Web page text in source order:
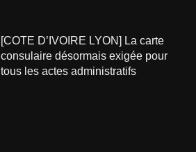
[COTE D’IVOIRE LYON] La carte
consulaire désormais exigée pour
tous les actes administratifs